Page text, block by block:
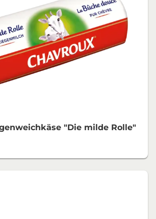
"Die milde Rolle"